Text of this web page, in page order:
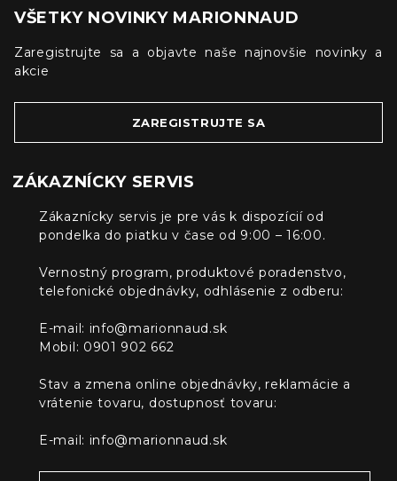
VŠETKY NOVINKY MARIONNAUD
Zaregistrujte sa a objavte naše najnovšie novinky a
akcie
ZAREGISTRUJTE SA
ZÁKAZNÍCKY SERVIS
Zákaznícky servis je pre vás k dispozícií od
pondelka do piatku v čase od 9:00 – 16:00.
Vernostný program, produktové poradenstvo,
telefonické objednávky, odhlásenie z odberu:
E-mail: info@marionnaud.sk
Mobil: 0901 902 662
Stav a zmena online objednávky, reklamácie a
vrátenie tovaru, dostupnosť tovaru:
E-mail: info@marionnaud.sk